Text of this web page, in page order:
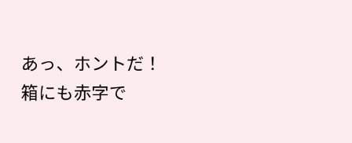
あっ、ホントだ！
箱にも赤字で